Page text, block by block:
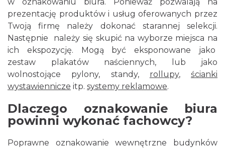
prezentację produktów i usług oferowanych przez
Twoją firmę należy dokonać starannej selekcji.
Następnie należy się skupić na wyborze miejsca na
ich ekspozycję. Mogą być eksponowane jako
zestaw plakatów naściennych, lub jako
wolnostojące pylony, standy, rollupy, ścianki
wystawiennicze itp. systemy reklamowe.
Dlaczego oznakowanie biura
powinni wykonać fachowcy?
Poprawne oznakowanie wewnętrzne budynków